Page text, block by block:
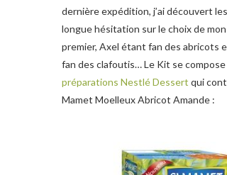
dernière expédition, j’ai découvert les
longue hésitation sur le choix de
premier, Axel étant fan des abricots
fan des clafoutis… Le Kit se compose
préparations Nestlé Dessert qui
Mamet Moelleux Abricot Amande :